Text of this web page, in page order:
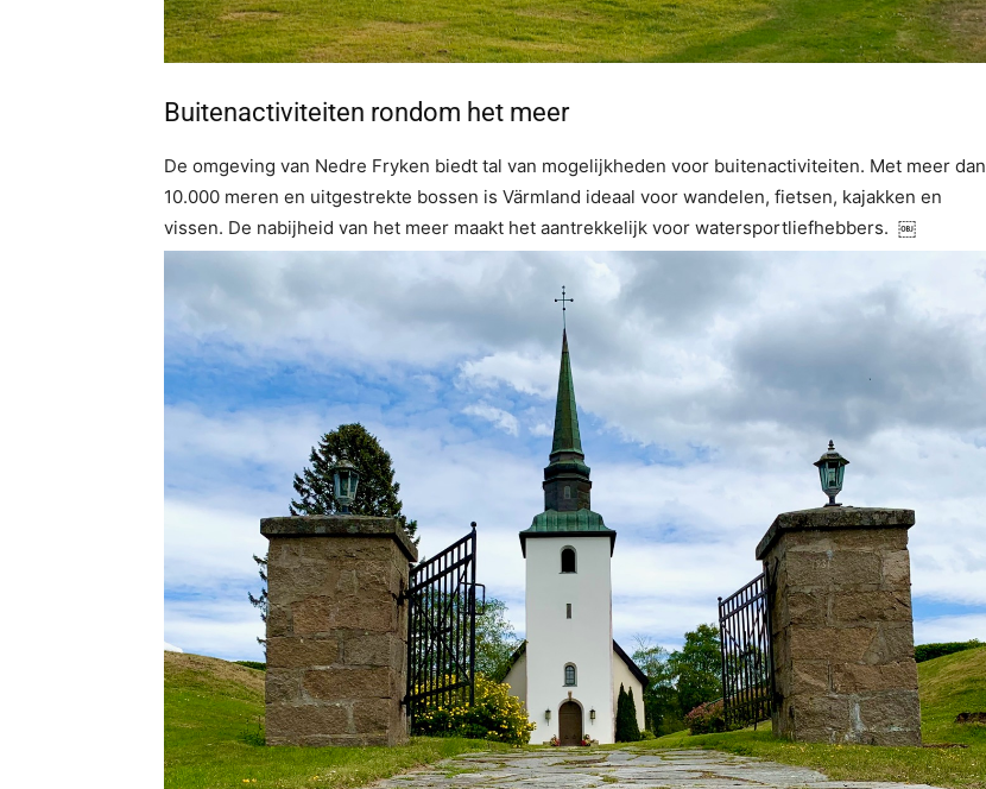
Buitenactiviteiten rondom het meer
De omgeving van Nedre Fryken biedt tal van mogelijkheden voor buitenactiviteiten. Met meer dan
10.000 meren en uitgestrekte bossen is Värmland ideaal voor wandelen, fietsen, kajakken en
vissen. De nabijheid van het meer maakt het aantrekkelijk voor watersportliefhebbers. ￼